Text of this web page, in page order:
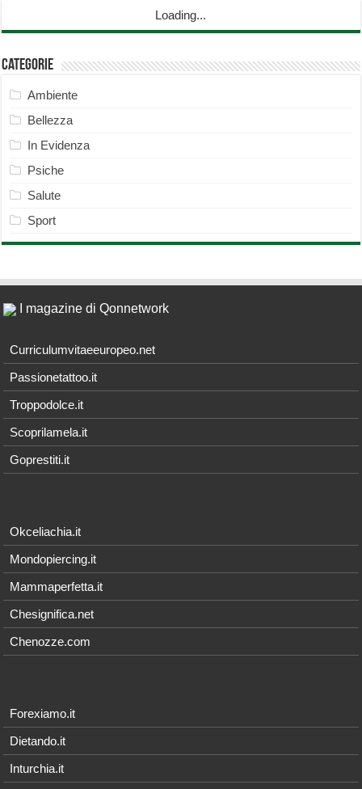
Loading...
Categorie
Ambiente
Bellezza
In Evidenza
Psiche
Salute
Sport
I magazine di Qonnetwork
Curriculumvitaeeuropeo.net
Passionetattoo.it
Troppodolce.it
Scoprilamela.it
Goprestiti.it
Okceliachia.it
Mondopiercing.it
Mammaperfetta.it
Chesignifica.net
Chenozze.com
Forexiamo.it
Dietando.it
Inturchia.it